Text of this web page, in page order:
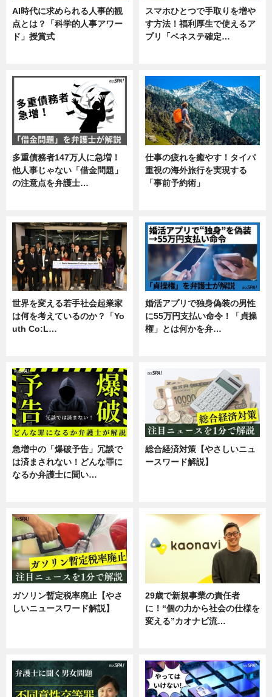
AI時代に求められる人事的観
点とは？「科学的人事アワー
ド」授賞式
スマホひとつで手取りを増や
す方法！福利厚生で使えるア
プリ「ベネステ確定…
多重債務者147万人に急増！
他人事じゃない「借金問題」
の注意点を弁護士…
仕事の疲れを癒やす！タイパ
重視の海外旅行を実現する
「事前予約術」
世界を変える若手社会起業家
は何を考えているのか？「Yo
uth Co:L…
婚活アプリで独身偽装の男性
に55万円支払い命令！「貞操
権」とは何かを弁…
急増中の「爆破予告」冗談で
は済まされない！どんな罪に
なるか弁護士に聞い…
総合経済対策【やさしいニュ
ースワード解説】
ガソリン暫定税率廃止【やさ
しいニュースワード解説】
29歳で新規事業の責任者
に！“個の力から社会の仕様を
変える”カオナビ流…